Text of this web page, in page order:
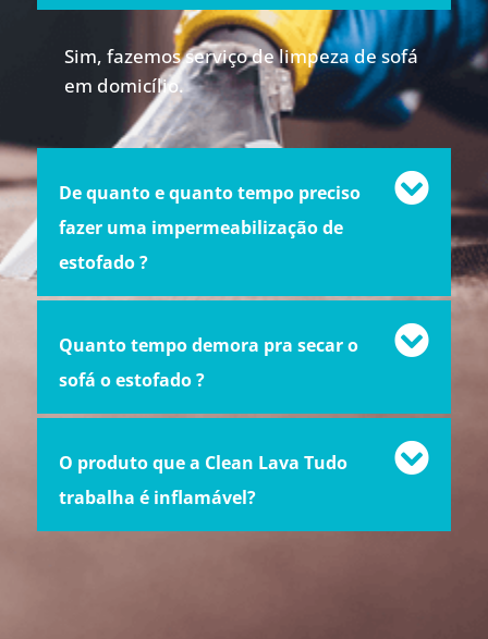
Sim, fazemos serviço de limpeza de sofá
em domicílio.
De quanto e quanto tempo preciso
fazer uma impermeabilização de
estofado ?
Quanto tempo demora pra secar o
sofá o estofado ?
O produto que a Clean Lava Tudo
trabalha é inflamável?